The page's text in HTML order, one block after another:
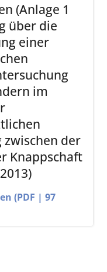
(Anlage 1
über die
einer
im
zwischen der
Knappschaft
(PDF | 97